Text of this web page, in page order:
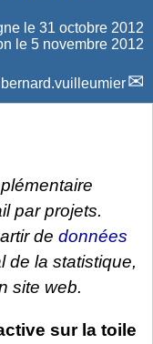
le 31 octobre 2012
le 5 novembre 2012
bernard.vuilleumier
par projets.
de données
de la statistique,
site web.
sur la toile